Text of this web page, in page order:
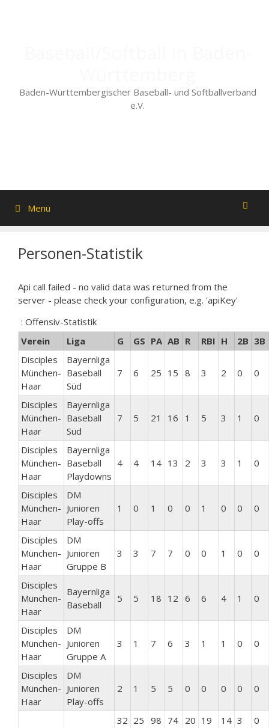
Baden-Württembergischer Baseball- und Softballverband
e.V.
Menü
Personen-Statistik
Api call failed - no valid data was returned from the
server - please check your configuration, e.g. 'apiKey'
: Offensiv-Statistik
Verein
Liga G GS PA AB R RBI H 2B 3B
Disciples
München-
Haar
Bayernliga
Baseball
Süd
7 6 25 15 8 3 2 0 0
Disciples
München-
Haar
Bayernliga
Baseball
Süd
7 5 21 16 1 5 3 1 0
Disciples
München-
Haar
Bayernliga
Baseball
Playdowns
4 4 14 13 2 3 3 1 0
Disciples
München-
Haar
DM
Junioren
Play-offs
1 0 1 0 0 1 0 0 0
Disciples
München-
Haar
DM
Junioren
Gruppe B
3 3 7 7 0 0 1 0 0
Disciples
München-
Haar
Bayernliga
Baseball
5 5 18 12 6 6 4 1 0
Disciples
München-
Haar
DM
Junioren
Gruppe A
3 1 7 6 3 1 1 0 0
Disciples
München-
Haar
DM
Junioren
Play-offs
2 1 5 5 0 0 0 0 0
32 25 98 74 20 19 14 3 0